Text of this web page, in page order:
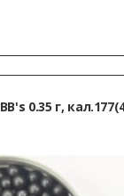
0.35 г,